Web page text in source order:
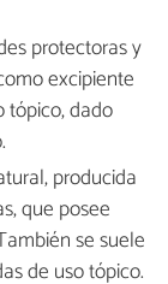
protectoras y
excipiente
tópico, dado
producida
que posee
se suele
de uso tópico.